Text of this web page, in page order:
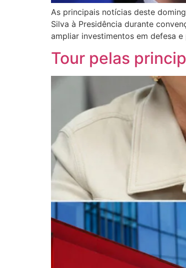
As principais notícias deste
Silva à Presidência durante
ampliar investimentos em defesa
Tour pelas